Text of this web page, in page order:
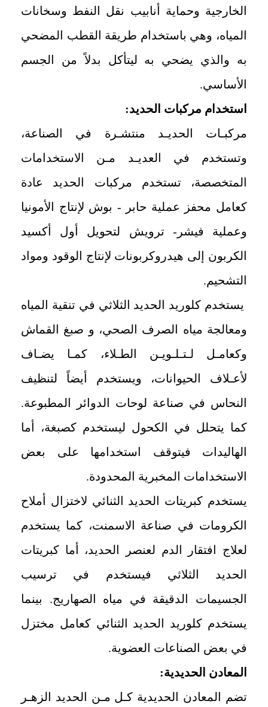
الخارجية وحماية أنابيب نقل النفط وسخانات
المياه، وهي باستخدام طريقة القطب المضحي
به والذي يضحي به ليتأكل بدلاً من الجسم
الأساسي.
استخدام مركبات الحديد:
مركبـات الحديـد منتشـرة في الصناعة،
وتستخدم في العديـد مـن الاستخدامات
المتخصصة، تستخدم مركبات الحديد عادة
كعامل محفز عملية حابر - بوش لإنتاج الأمونيا
وعملية فيشر- ترويش لتحويل أول أكسيد
الكربون إلى هيدروكربونات لإنتاج الوقود ومواد
التشحيم.
يستخدم كلوريد الحديد الثلاثي في تنقية المياه
ومعالجة مياه الصرف الصحي، و صبغ القماش
وكعامـل لـتـلـويـن الطـلاء، كمـا يضـاف
لأعـلاف الحيوانات، ويستخدم أيضاً لتنظيف
النحاس في صناعة لوحات الدوائر المطبوعة.
كما يتحلل في الكحول ليستخدم كصبغة، أما
الهاليدات فيتوقف استخدامها على بعض
الاستخدامات المخبرية المحدودة.
يستخدم كبريتات الحديد الثنائي لاختزال أملاح
الكرومات في صناعة الاسمنت، كما يستخدم
لعلاج افتقار الدم لعنصر الحديد، أما كبريتات
الحديد الثلاثي فيستخدم في ترسيب
الجسيمات الدقيقة في مياه الصهاريج. بينما
يستخدم كلوريد الحديد الثنائي كعامل مختزل
في بعض الصناعات العضوية.
المعادن الحديدية:
تضم المعادن الحديدية كـل مـن الحديد الزهـر